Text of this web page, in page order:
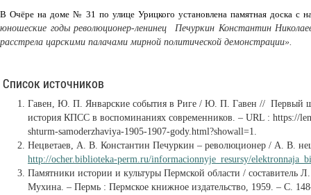
В Очёре на доме № 31 по улице Урицкого установлена памятная доска с
юношеские годы революционер-ленинец Печуркин Константин
расстрела царскими палачами мирной политической демонстрации».
Список источников
Гавен, Ю. П. Январские события в Риге / Ю. П. Гавен // Первый
история КПСС в воспоминаниях современников. – URL : https://
shturm-samoderzhaviya-1905-1907-gody.html?showall=1.
Нецветаев, А. В. Константин Печуркин – революционер / А. В.
http://ocher.biblioteka-perm.ru/informacionnyje_resursy/
Памятники истории и культуры Пермской области /
Мухина. – Пермь : Пермское книжное издательство, 1959. – С.